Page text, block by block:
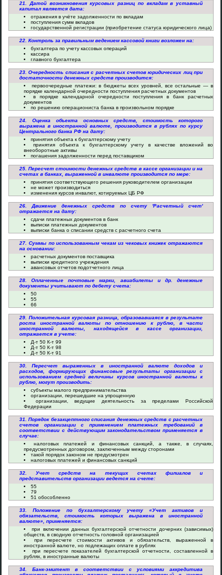
21. Датой возникновения курсовых разниц по вкладам в уставный
капитал является дата:
отражения в учёте задолженности по вкладам
поступления сумм вкладов
государственной регистрации (приобретение статуса юридического лица)
22. Контроль за правильным ведением кассовой книги возложен на:
бухгалтера по учету кассовых операций
кассира
главного бухгалтера
23. Очередность списания с расчетных счетов юридических лиц при
достаточности денежных средств производится:
первоочередные платежи: в бюджеты всех уровней, все остальные — в
порядке календарной очередности поступления расчетных документов
в порядке календарной очередности поступления в банк расчетных
документов
по решению операциониста банка в произвольном порядке
24. Оценка объекта основных средств, стоимость которого
выражена в иностранной валюте, производится в рублях по курсу
Центрального банка РФ на дату:
принятия объекта к бухгалтерскому учету
принятия объекта к бухгалтерскому учету в качестве вложений во
внеоборотные активы
погашения задолженности перед поставщиком
25. Пересчет стоимости денежных средств в кассе организации и на
счетах в банках, выраженной в инвалюте производится по мере:
принятия соответствующего решения руководителем организации
не может производиться
изменения курсов инвалют, котируемых ЦБ РФ
26. Движение денежных средств по счету 'Расчетный счет'
отражается на дату:
сдачи платежных документов в банк
выписки платежных документов
выписки банка о списании средств с расчетного счета
27. Суммы по использованным чекам из чековых книжек отражаются
на основании:
расчетных документов поставщика
выписки кредитного учреждения
авансовых отчетов подотчетного лица
28. Оплаченные почтовые марки, авиабилеты и др. денежные
документы учитывают по дебету счета:
50
55
66
29. Положительная курсовая разница, образовавшаяся в результате
роста иностранной валюты по отношению к рублю, в части
иностранной валюты, находящейся в кассе организации,
отражается в учете:
Д-т 50 К-т 99
Д-т 50 К-т 98
Д-т 50 К-т 91
30. Пересчет выраженных в иностранной валюте доходов и
расходов, формирующих финансовые результаты организации с
использованием средней величины курсов иностранной валюты к
рублю, могут производить:
субъекты малого предпринимательства
организации, перешедшие на упрощенную
организации, ведущие деятельность за пределами Российской
Федерации
31. Порядок безакцептного списания денежных средств с расчетных
счетов организации с применением платежных требований в
соответствии с действующим законодательством применяется в
случае:
налоговых платежей и финансовых санкций, а также, в случаях,
предусмотренных договором, заключенным между сторонами
такой порядок законом не предусмотрен
налоговых платежей и финансовых санкций
32. Учет средств на текущих счетах филиалов и
представительств организации ведется на счете:
55
79
51 обособленно
33. Положение по бухгалтерскому учету «Учет активов и
обязательств, стоимость которых выражена в иностранной
валюте», применяется:
при включении данных бухгалтерской отчетности дочерних (зависимых)
обществ, в сводную отчетность головной организацией
при пересчете стоимости активов и обязательств, выраженной в
иностранной валюте, но подлежащих оплате в рублях
при пересчете показателей бухгалтерской отчетности, составленной в
рублях, в иностранные валюты
34. Банк-эмитент в соответствии с условиями аккредитива